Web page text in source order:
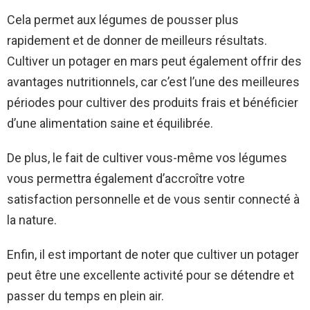
Cela permet aux légumes de pousser plus
rapidement et de donner de meilleurs résultats.
Cultiver un potager en mars peut également offrir des
avantages nutritionnels, car c’est l’une des meilleures
périodes pour cultiver des produits frais et bénéficier
d’une alimentation saine et équilibrée.
De plus, le fait de cultiver vous-même vos légumes
vous permettra également d’accroître votre
satisfaction personnelle et de vous sentir connecté à
la nature.
Enfin, il est important de noter que cultiver un potager
peut être une excellente activité pour se détendre et
passer du temps en plein air.